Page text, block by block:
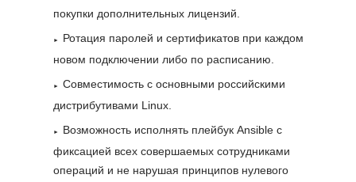
покупки дополнительных лицензий.
Ротация паролей и сертификатов при каждом
новом подключении либо по расписанию.
Совместимость с основными российскими
дистрибутивами Linux.
Возможность исполнять плейбук Ansible с
фиксацией всех совершаемых сотрудниками
операций и не нарушая принципов нулевого